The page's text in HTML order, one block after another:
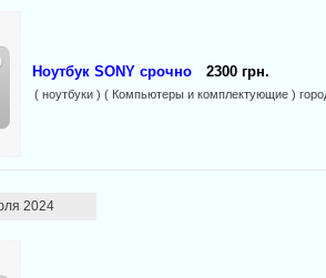
Ноутбук SONY срочно 2300 грн.
( ноутбуки ) ( Компьютеры и комплектующие )
2024